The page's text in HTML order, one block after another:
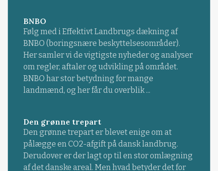
BNBO
Følg med i Effektivt Landbrugs dækning af
BNBO (boringsnære beskyttelsesområder).
Her samler vi de vigtigste nyheder og analyser
om regler, aftaler og udvikling på området.
BNBO har stor betydning for mange
landmænd, og her får du overblik ...
Den grønne trepart
Den grønne trepart er blevet enige om at
pålægge en CO2-afgift på dansk landbrug.
Derudover er der lagt op til en stor omlægning
af det danske areal. Men hvad betyder det for